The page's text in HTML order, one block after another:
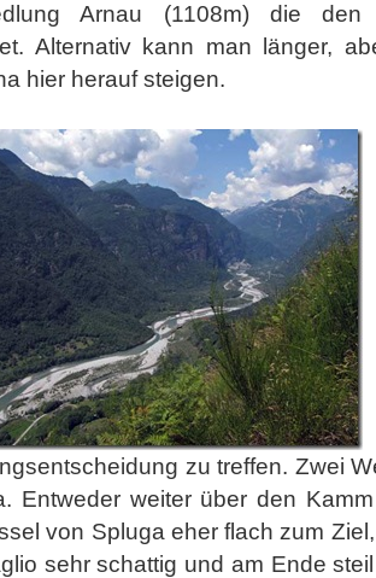
Arnau (1108m) die den
Alternativ kann man länger,
hier herauf steigen.
zu treffen. Zwei
Entweder weiter über den
von Spluga eher flach zum
sehr schattig und am Ende